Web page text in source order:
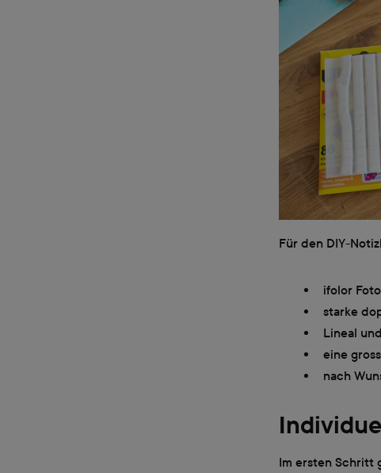
Für den DIY-
ifolor
starke
Lineal
eine
nach
Im ersten Schritt